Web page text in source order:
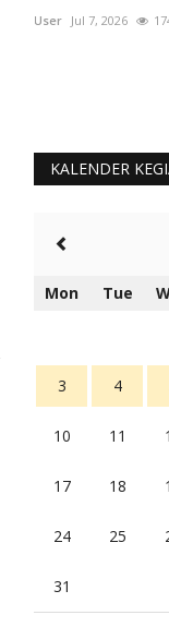
User Jul 7, 2026
KALENDER
Mon Tue
3 4
10 11
17 18
24 25
31